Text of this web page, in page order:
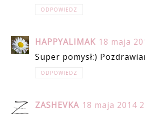
ODPOWIEDZ
HAPPYALIMAK 18 maja
Super pomysł:)
ODPOWIEDZ
ZASHEVKA 18 maja 2014